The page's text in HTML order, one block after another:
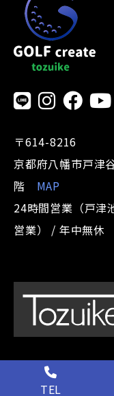
〒614-8216
京都府八幡市戸津
階 MAP
24時間営業（戸津
営業） / 年中無休
TEL